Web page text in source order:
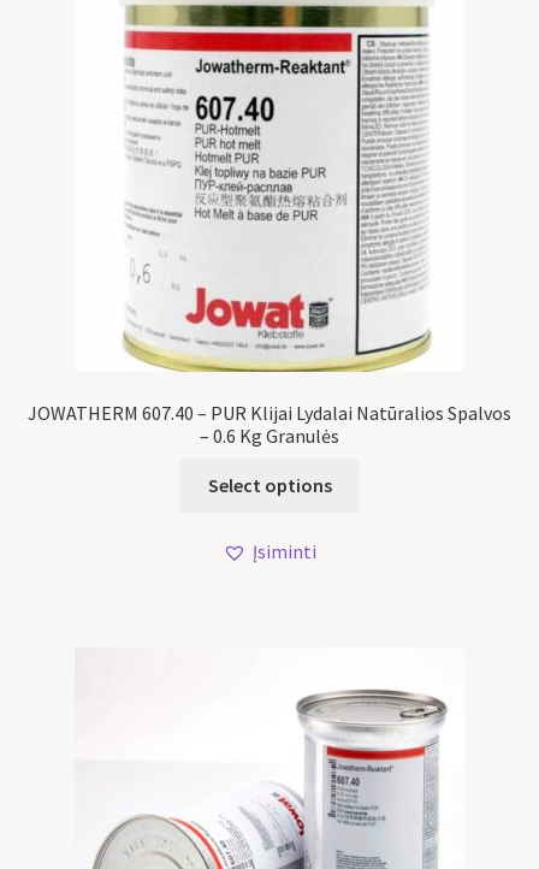
JOWATHERM 607.40 – PUR Klijai Lydalai Natūralios Spalvos
– 0.6 Kg Granulės
Select options
Įsiminti